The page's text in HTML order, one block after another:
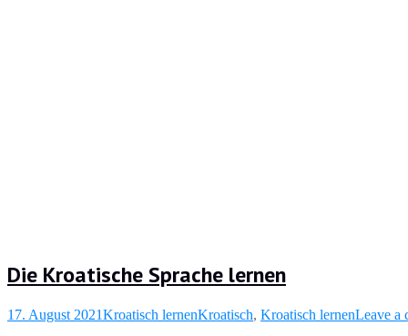
Die Kroatische Sprache lernen
17. August 2021Kroatisch lernenKroatisch, Kroatisch lernenLeave a